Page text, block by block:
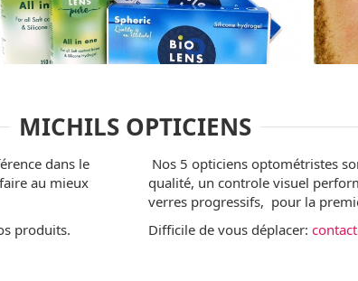
MICHILS OPTICIENS
dans le
au mieux
produits.
Nos 5 opticiens optométristes
qualité, un controle visuel
verres progressifs, pour la
Difficile de vous déplacer: